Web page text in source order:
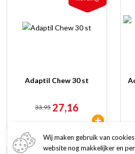
Adaptil Chew 30 st
33,95 27,16
Wij maken gebruik van
website nog makkelijker en